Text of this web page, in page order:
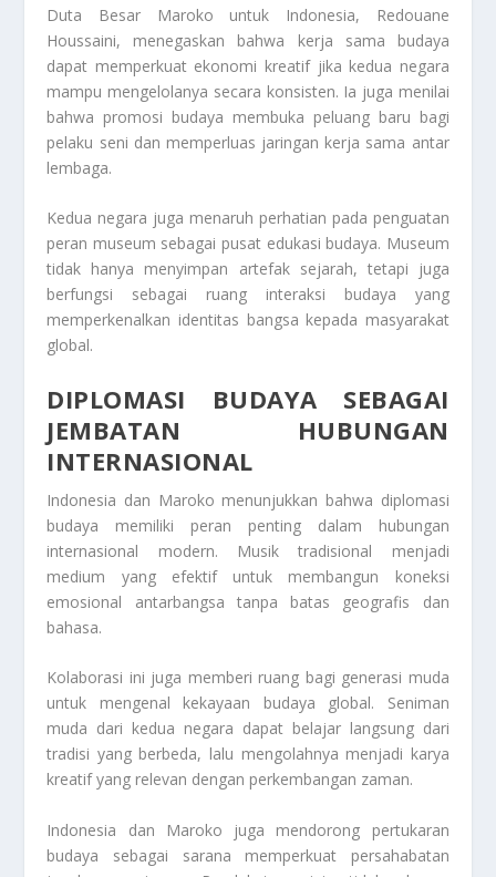
Duta Besar Maroko untuk Indonesia, Redouane
Houssaini, menegaskan bahwa kerja sama budaya
dapat memperkuat ekonomi kreatif jika kedua negara
mampu mengelolanya secara konsisten. Ia juga menilai
bahwa promosi budaya membuka peluang baru bagi
pelaku seni dan memperluas jaringan kerja sama antar
lembaga.
Kedua negara juga menaruh perhatian pada penguatan
peran museum sebagai pusat edukasi budaya. Museum
tidak hanya menyimpan artefak sejarah, tetapi juga
berfungsi sebagai ruang interaksi budaya yang
memperkenalkan identitas bangsa kepada masyarakat
global.
DIPLOMASI BUDAYA SEBAGAI
JEMBATAN HUBUNGAN
INTERNASIONAL
Indonesia dan Maroko menunjukkan bahwa diplomasi
budaya memiliki peran penting dalam hubungan
internasional modern. Musik tradisional menjadi
medium yang efektif untuk membangun koneksi
emosional antarbangsa tanpa batas geografis dan
bahasa.
Kolaborasi ini juga memberi ruang bagi generasi muda
untuk mengenal kekayaan budaya global. Seniman
muda dari kedua negara dapat belajar langsung dari
tradisi yang berbeda, lalu mengolahnya menjadi karya
kreatif yang relevan dengan perkembangan zaman.
Indonesia dan Maroko juga mendorong pertukaran
budaya sebagai sarana memperkuat persahabatan